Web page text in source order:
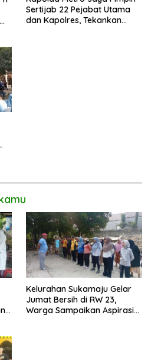
Sertijab 22 Pejabat Utama
dan Kapolres, Tekankan
Kelurahan Sukamaju Gelar
Jumat Bersih di RW 23,
Warga Sampaikan Aspirasi